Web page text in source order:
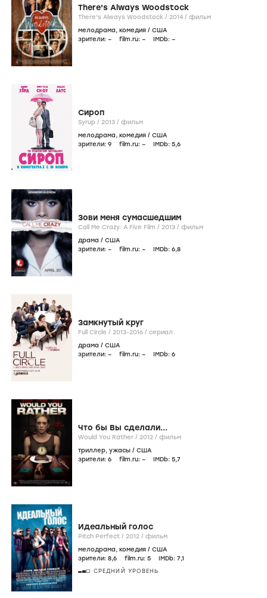
There's Always Woodstock
There's Always Woodstock / 2014 / фильм
мелодрама, комедия / США
зрители: – film.ru: – IMDb: –
Сироп
Syrup / 2013 / фильм
мелодрама, комедия / США
зрители: 9 film.ru: – IMDb: 5,6
Зови меня сумасшедшим
Call Me Crazy: A Five Film / 2013 / фильм
драма / США
зрители: – film.ru: – IMDb: 6,8
Замкнутый круг
Full Circle / 2013-2016 / сериал
драма / США
зрители: – film.ru: – IMDb: 6
Что бы Вы сделали...
Would You Rather / 2012 / фильм
триллер, ужасы / США
зрители: 6 film.ru: – IMDb: 5,7
Идеальный голос
Pitch Perfect / 2012 / фильм
мелодрама, комедия / США
зрители: 8,6 film.ru: 5 IMDb: 7,1
СРЕДНИЙ УРОВЕНЬ